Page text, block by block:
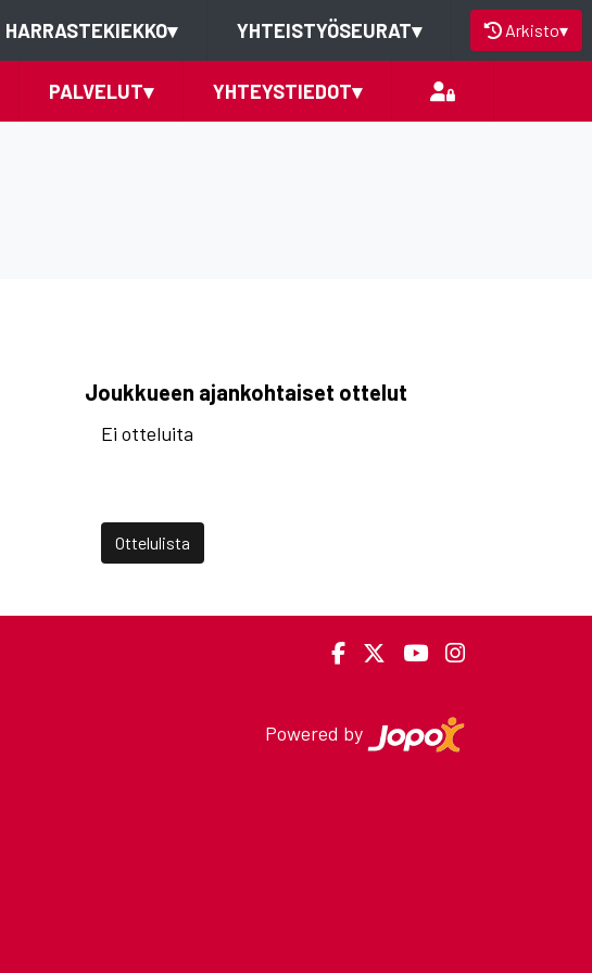
HARRASTEKIEKKO▾ YHTEISTYÖSEURAT▾ Arkisto▾
PALVELUT▾ YHTEYSTIEDOT▾
Joukkueen ajankohtaiset ottelut
Ei otteluita
Ottelulista
Powered by